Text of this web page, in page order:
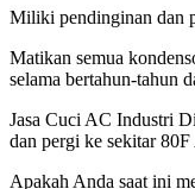
Miliki pendinginan dan
Matikan semua
selama bertahun-tahun
Jasa Cuci AC Industri
dan pergi ke sekitar
Apakah Anda saat ini